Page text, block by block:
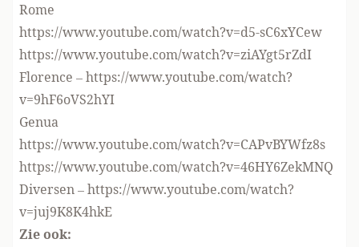
Rome
https://www.youtube.com/watch?v=d5-sC6xYCew
https://www.youtube.com/watch?v=ziAYgt5rZdI
Florence –https://www.youtube.com/watch?
v=9hF6oVS2hYI
Genua
https://www.youtube.com/watch?v=CAPvBYWfz8s
https://www.youtube.com/watch?v=46HY6ZekMNQ
Diversen –https://www.youtube.com/watch?
v=juj9K8K4hkE
Zie ook: